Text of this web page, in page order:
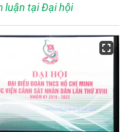
luận tại Đại hội